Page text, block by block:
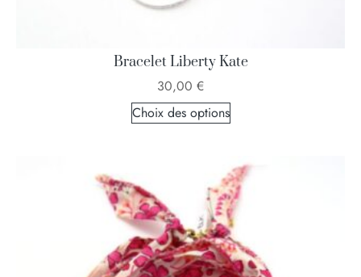
Bracelet Liberty Kate
30,00 €
Choix des options